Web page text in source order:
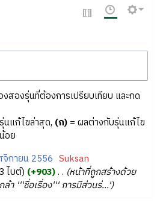
สองรุ่นที่ต้องการเปรียบเทียบ และกด
แก้ไขล่าสุด, (ก)= ผลต่างกับรุ่นแก้ไข
อย
กายน 2556 Suksan
ไบต์ +903 ‎
หน้าที่ถูกสร้างด้วย
า '''ชื่อเรื่อง''' การมีส่วนร่...'